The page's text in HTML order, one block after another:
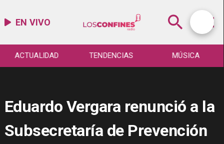
EN VIVO
ACTUALIDAD TENDENCIAS MÚSICA
Eduardo Vergara renunció a la
Subsecretaría de Prevención